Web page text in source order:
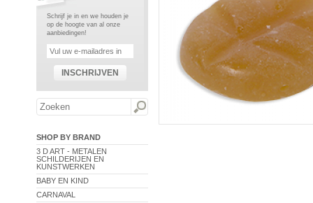
Schrijf je in en we houden je
op de hoogte van al onze
aanbiedingen!
INSCHRIJVEN
SHOP BY BRAND
3 D ART - METALEN
SCHILDERIJEN EN
KUNSTWERKEN
BABY EN KIND
CARNAVAL